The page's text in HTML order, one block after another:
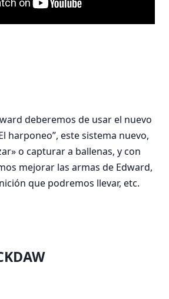
deberemos de usar el nuevo
harponeo”, este sistema nuevo,
o capturar a ballenas, y con
mejorar las armas de Edward,
que podremos llevar, etc.